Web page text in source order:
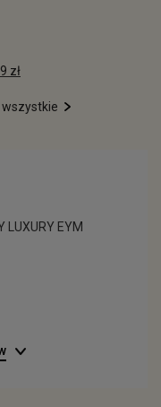
zł
wszystkie
LUXURY EYM